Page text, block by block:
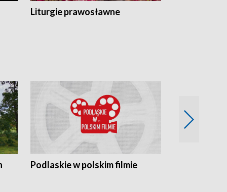
Liturgie prawosławne
Podlaskie w polskim filmie